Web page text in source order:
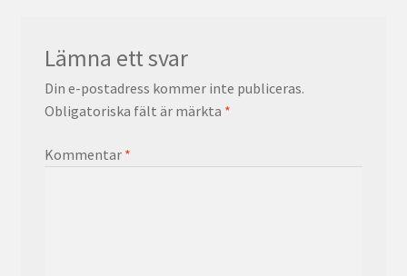
Lämna ett svar
Din e-postadress kommer inte publiceras.
Obligatoriska fält är märkta *
Kommentar *